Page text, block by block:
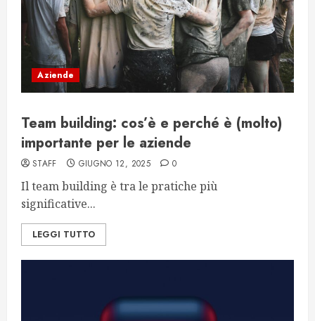
Aziende
Team building: cos’è e perché è (molto)
importante per le aziende
STAFF GIUGNO 12, 2025 0
Il team building è tra le pratiche più
significative...
LEGGI TUTTO